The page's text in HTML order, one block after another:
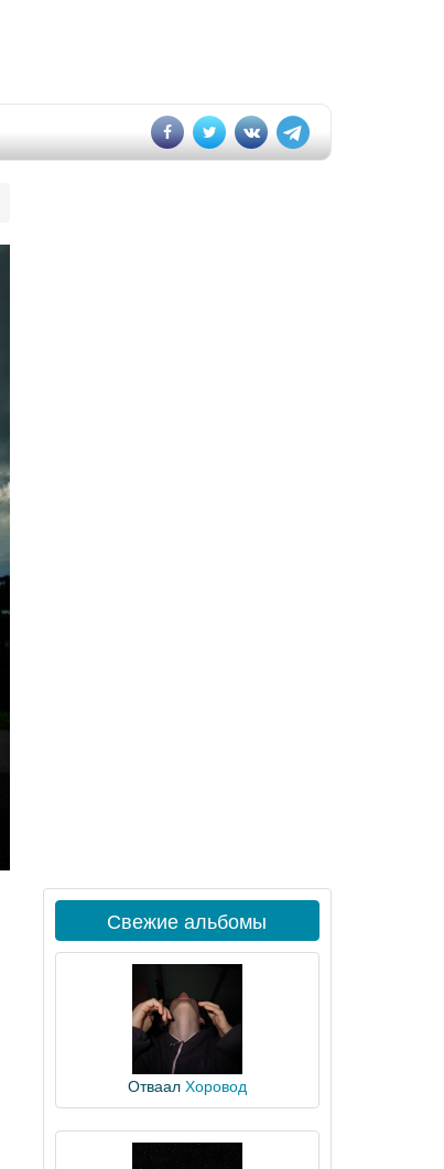
Свежие альбомы
Отваал Хоровод